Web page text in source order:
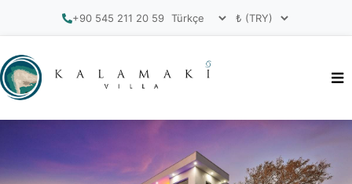
+90 545 211 20 59